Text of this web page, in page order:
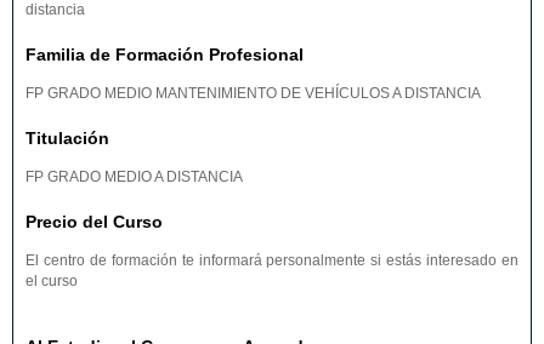
distancia
Familia de Formación Profesional
FP GRADO MEDIO MANTENIMIENTO DE VEHÍCULOS A DISTANCIA
Titulación
FP GRADO MEDIO A DISTANCIA
Precio del Curso
El centro de formación te informará personalmente si estás interesado en
el curso